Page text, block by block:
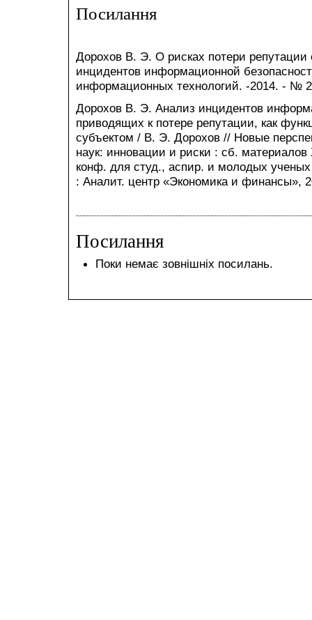
Посилання
Дорохов В. Э. О рисках потери репутации
инцидентов информационной
информационных технологий. -2014. - №
Дорохов В. Э. Анализ инцидентов
приводящих к потере репутации, как
субъектом / В. Э. Дорохов // Новые
наук: инновации и риски : сб.
конф. для студ., аспир. и молодых
: Аналит. центр «Экономика и финансы»,
Посилання
Поки немає зовнішніх посилань.